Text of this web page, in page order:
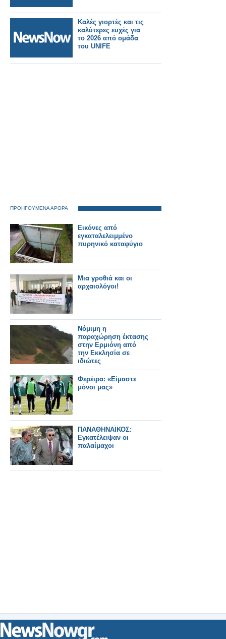
Καλές γιορτές και τις
καλύτερες ευχές για
το 2026 από ομάδα
του UNIFE
ΠΡΟΗΓΟΥΜΕΝΑ ΑΡΘΡΑ
Εικόνες από
εγκαταλελειμμένο
πυρηνικό καταφύγιο
Μια γροθιά και οι
αρχαιολόγοι!
Νόμιμη η
παραχώρηση έκτασης
στην Ερμιόνη από
την Εκκλησία σε
ιδιώτες
Φερέιρα: «Είμαστε
μόνοι μας»
ΠΑΝΑΘΗΝΑΪΚΟΣ:
Εγκατέλειψαν οι
παλαίμαχοι